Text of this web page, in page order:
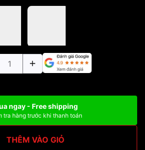
ngay - Free shipping
tra hàng trước khi thanh toán
THÊM VÀO GIỎ